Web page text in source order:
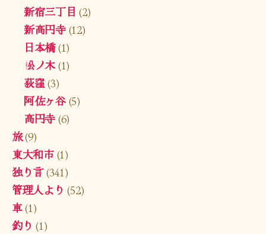
新宿三丁目 (2)
新高円寺(12)
日本橋(1)
松ノ木(1)
荻窪(3)
阿佐ヶ谷(5)
高円寺(6)
旅(9)
東大和市(1)
独り言(341)
管理人より (52)
車(1)
釣り (1)